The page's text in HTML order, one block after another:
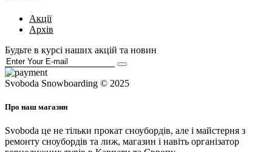
Акції
Архів
Будьте в курсі наших акцій та новин
Svoboda Snowboarding © 2025
Про наш магазин
Svoboda це не тільки прокат сноубордів, але і майстерня з
ремонту сноубордів та лиж, магазин і навіть організатор